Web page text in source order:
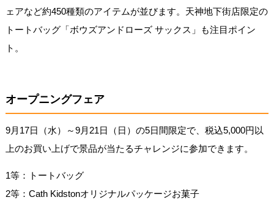
ェアなど約450種類のアイテムが並びます。天神地下街店限定の
トートバッグ「ボウズアンドローズ サックス」も注目ポイン
ト。
オープニングフェア
9月17日（水）～9月21日（日）の5日間限定で、税込5,000円以
上のお買い上げで景品が当たるチャレンジに参加できます。
1等：トートバッグ
2等：Cath Kidstonオリジナルパッケージお菓子